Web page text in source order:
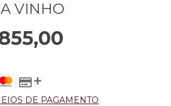
VINHO
DE PAGAMENTO